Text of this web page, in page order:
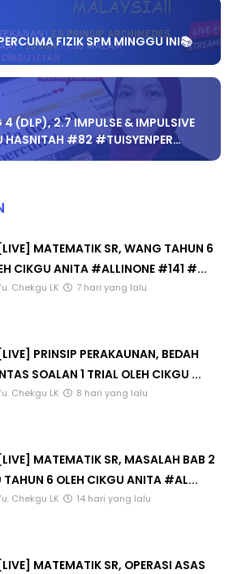
FIZIK SPM MINGGU INI📚
(DLP), 2.7 IMPULSE & IMPULSIVE
HASNITAH #82 #TUISYENPER…
MATEMATIK SR, WANG TAHUN 6
CIKGU ANITA #ALLINONE #141 #...
Chekgu LK 7 hari yang lalu
PRINSIP PERAKAUNAN, BEDAH
SOALAN 1 TRIAL OLEH CIKGU ...
Chekgu LK 8 hari yang lalu
MATEMATIK SR, MASALAH BAB 2
TAHUN 6 OLEH CIKGU ANITA #AL...
Chekgu LK 14 hari yang lalu
MATEMATIK SR, OPERASI ASAS